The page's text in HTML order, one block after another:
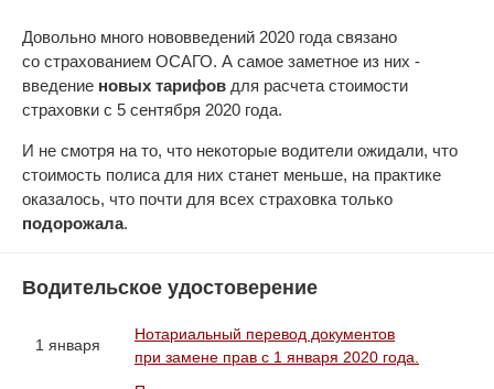
Довольно много нововведений 2020 года связано
со страхованием ОСАГО. А самое заметное из них -
введение новых тарифов для расчета стоимости
страховки с 5 сентября 2020 года.
И не смотря на то, что некоторые водители ожидали, что
стоимость полиса для них станет меньше, на практике
оказалось, что почти для всех страховка только
подорожала.
Водительское удостоверение
1 января
Нотариальный перевод документов
при замене прав с 1 января 2020 года.